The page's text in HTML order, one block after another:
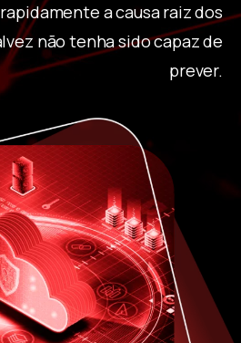
a causa raiz dos
não tenha sido capaz de
prever.